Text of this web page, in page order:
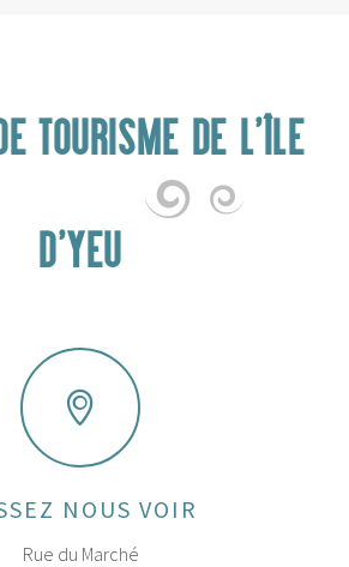
TOURISME DE L'ÎLE
D'YEU
NOUS VOIR
Rue du Marché